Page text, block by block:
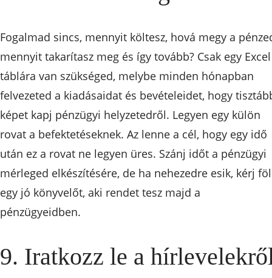
Fogalmad sincs, mennyit költesz, hová megy a
mennyit takarítasz meg és így tovább? Csak egy Excel
táblára van szükséged, melybe minden hónapban
felvezeted a kiadásaidat és bevételeidet, hogy
képet kapj pénzügyi helyzetedről. Legyen egy külön
rovat a befektetéseknek. Az lenne a cél, hogy egy idő
után ez a rovat ne legyen üres. Szánj időt a pénzügyi
mérleged elkészítésére, de ha nehezedre esik, kérj föl
egy jó könyvelőt, aki rendet tesz majd a
pénzügyeidben.
9. Iratkozz le a